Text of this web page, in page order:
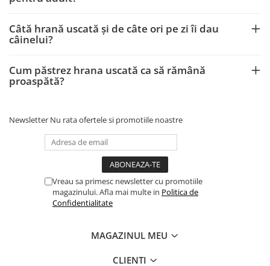
Câtă hrană uscată și de câte ori pe zi îi dau
câinelui?
Cum păstrez hrana uscată ca să rămână
proaspătă?
Newsletter Nu rata ofertele si promotiile noastre
Vreau sa primesc newsletter cu promotiile
magazinului. Afla mai multe in Politica de
Confidentialitate
MAGAZINUL MEU
CLIENTI